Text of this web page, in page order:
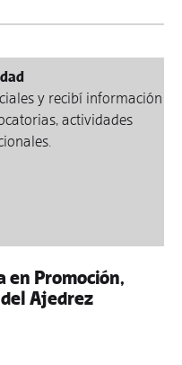
y recibí información
actividades
en Promoción,
Ajedrez